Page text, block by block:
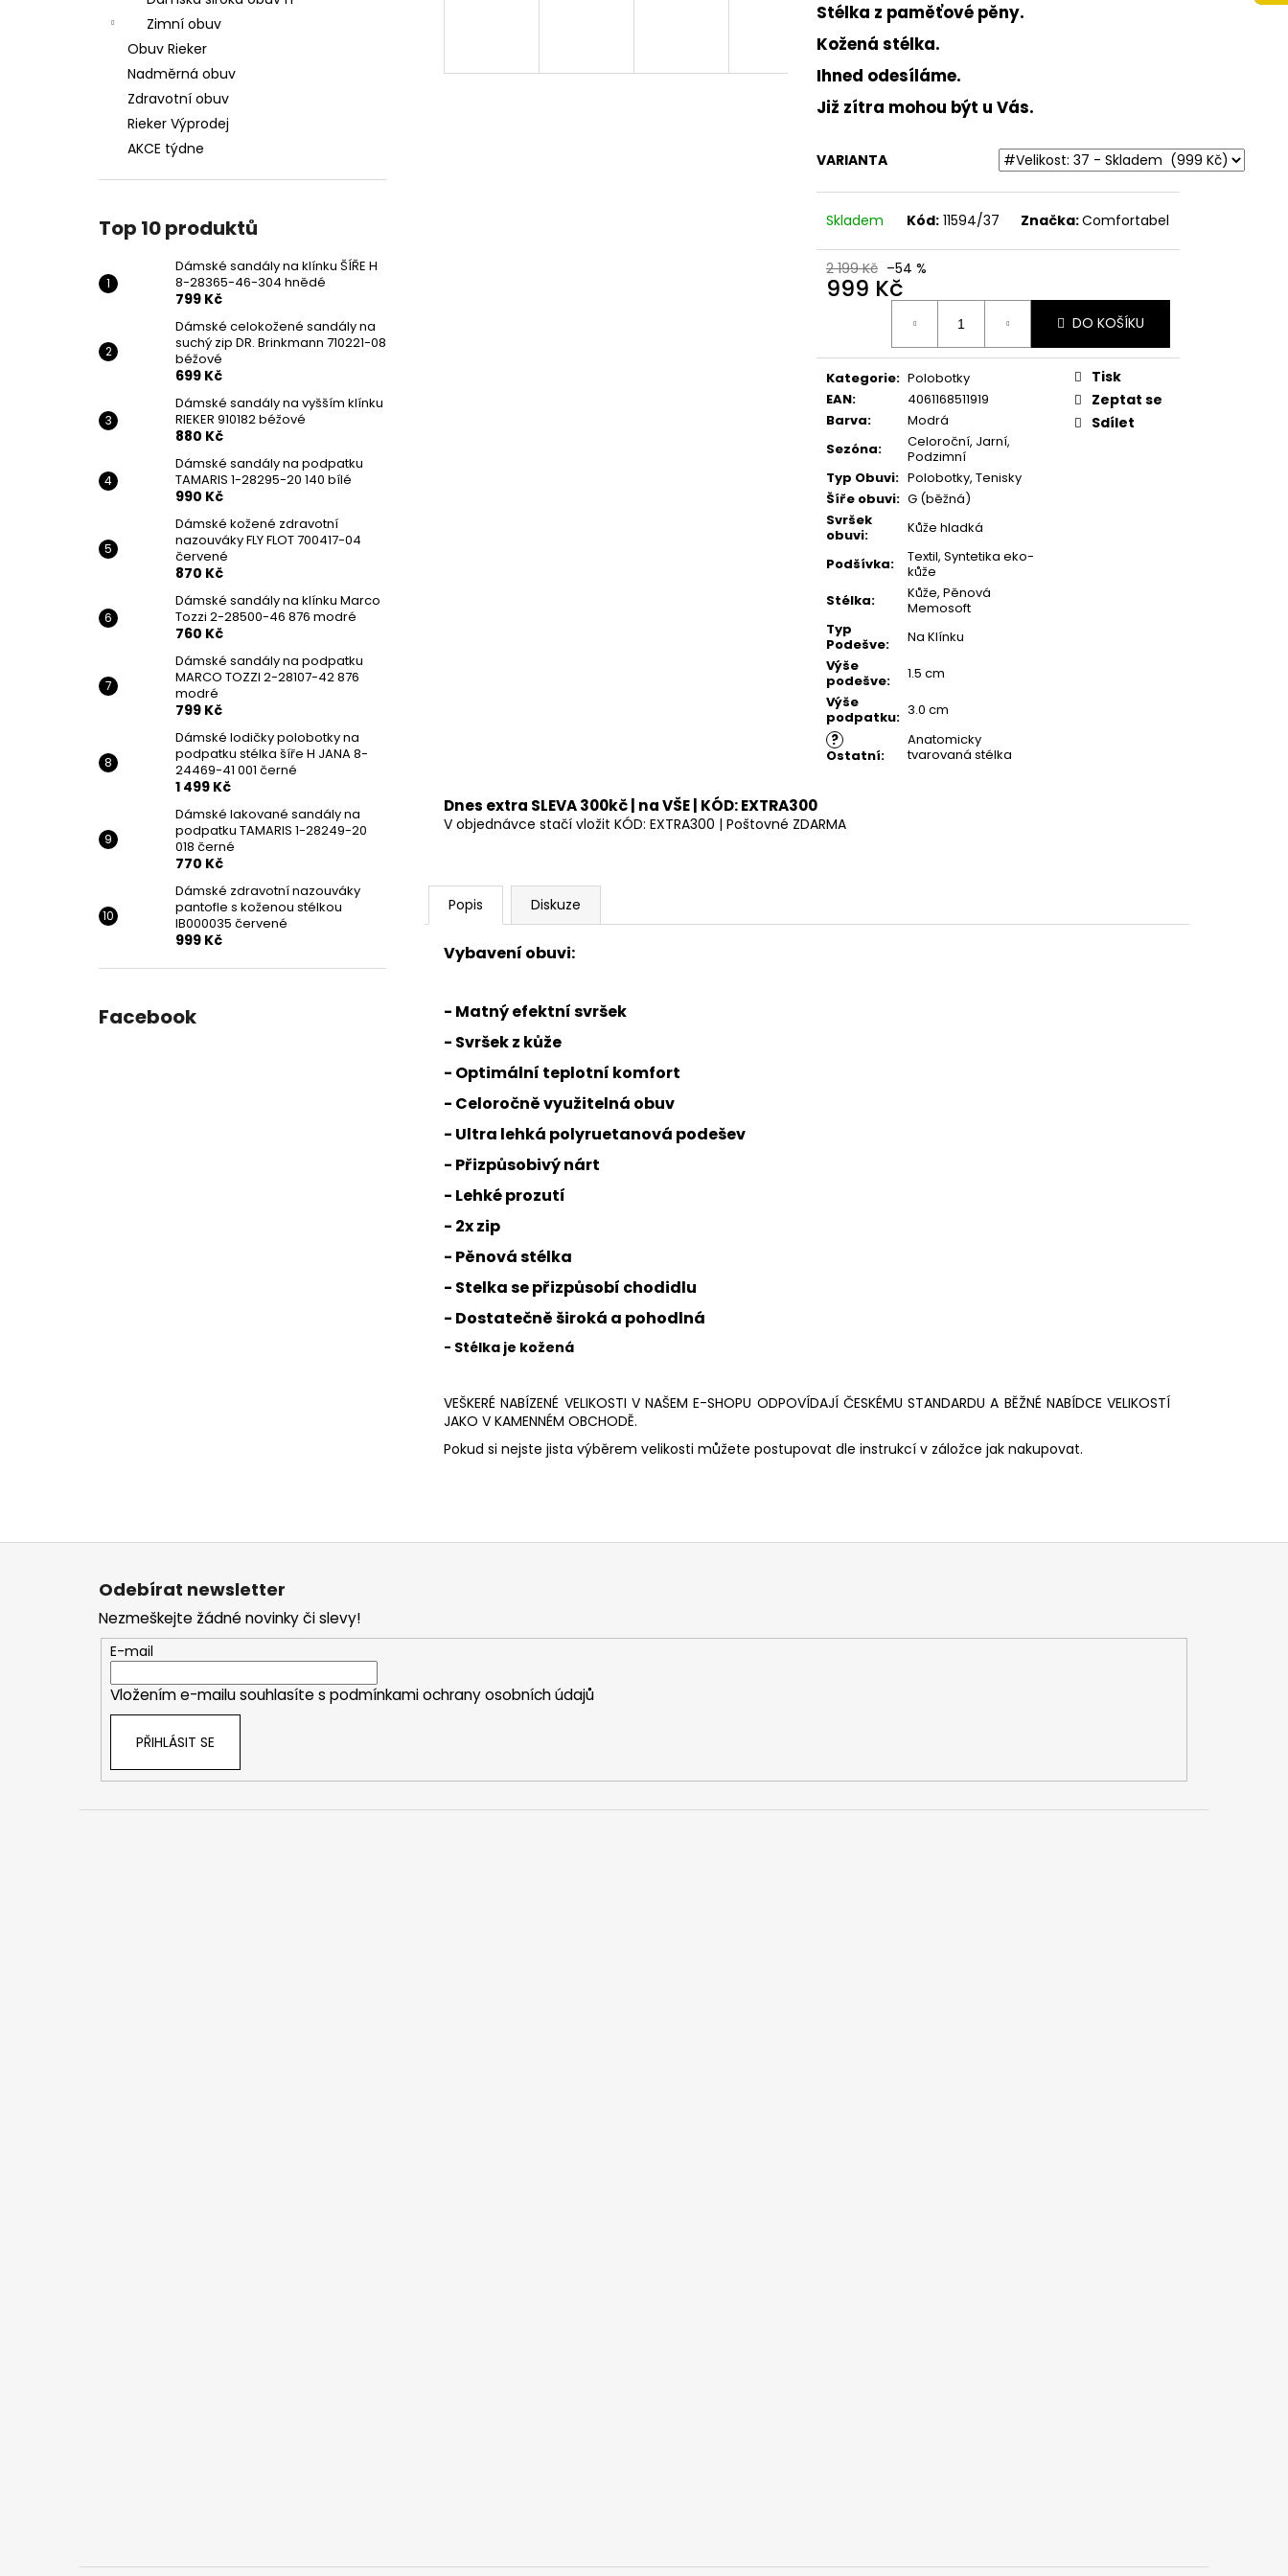
Zimní obuv
Obuv Rieker
Nadměrná obuv
Zdravotní obuv
Rieker Výprodej
AKCE týdne
Top 10 produktů
Dámské sandály na klínku ŠÍŘE H
8-28365-46-304 hnědé
799 Kč
Dámské celokožené sandály na
suchý zip DR. Brinkmann 710221-08
béžové
699 Kč
Dámské sandály na vyšším klínku
RIEKER 910182 béžové
880 Kč
Dámské sandály na podpatku
TAMARIS 1-28295-20 140 bílé
990 Kč
Dámské kožené zdravotní
nazouváky FLY FLOT 700417-04
červené
870 Kč
Dámské sandály na klínku Marco
Tozzi 2-28500-46 876 modré
760 Kč
Dámské sandály na podpatku
MARCO TOZZI 2-28107-42 876
modré
799 Kč
Dámské lodičky polobotky na
podpatku stélka šíře H JANA 8-
24469-41 001 černé
1 499 Kč
Dámské lakované sandály na
podpatku TAMARIS 1-28249-20
018 černé
770 Kč
Dámské zdravotní nazouváky
pantofle s koženou stélkou
IB000035 červené
999 Kč
Facebook
Stélka z paměťové pěny.
Kožená stélka.
Ihned odesíláme.
Již zítra mohou být u Vás.
VARIANTA
Skladem Kód: 11594/37 Značka:Comfortabel
2 199 Kč –54 %
999 Kč
DO KOŠÍKU
Kategorie: Polobotky
EAN:
4061168511919
Barva:
Modrá
Sezóna:
Celoroční, Jarní,
Podzimní
Typ Obuvi: Polobotky, Tenisky
Šíře obuvi: G (běžná)
Svršek
obuvi:
Kůže hladká
Podšívka:
Textil, Syntetika eko-
kůže
Stélka:
Kůže, Pěnová
Memosoft
Typ
Podešve:
Na Klínku
Výše
podešve:
1.5 cm
Výše
podpatku: 3.0 cm
?
Ostatní:
Anatomicky
tvarovaná stélka
Tisk
Zeptat se
Sdílet
Dnes extra SLEVA 300kč | na VŠE | KÓD: EXTRA300
V objednávce stačí vložit KÓD: EXTRA300 | Poštovné ZDARMA
Popis Diskuze
Vybavení obuvi:
- Matný efektní svršek
- Svršek z kůže
- Optimální teplotní komfort
- Celoročně využitelná obuv
- Ultra lehká polyruetanová podešev
- Přizpůsobivý nárt
- Lehké prozutí
- 2x zip
- Pěnová stélka
- Stelka se přizpůsobí chodidlu
- Dostatečně široká a pohodlná
- Stélka je kožená
VEŠKERÉ NABÍZENÉ VELIKOSTI V NAŠEM E-SHOPU ODPOVÍDAJÍ ČESKÉMU STANDARDU A BĚŽNÉ NABÍDCE VELIKOSTÍ
JAKO V KAMENNÉM OBCHODĚ.
Pokud si nejste jista výběrem velikosti můžete postupovat dle instrukcí v záložce jak nakupovat.
DÁMSKÉ SANDÁLY NA KLÍNKU ŠÍŘE H 8-
28365-46-304 HNĚDÉ
799 Kč
Původně: 1 699 Kč
Původně:1 999 Kč
DÁMSKÉ SANDÁLY NA VYŠŠÍM KLÍNKU
RIEKER 910182 BÉŽOVÉ
Z
Odebírat newsletter
Nezmeškejte žádné novinky či slevy!
E-mail
Vložením e-mailu souhlasíte s podmínkami ochrany osobních údajů
PŘIHLÁSIT SE